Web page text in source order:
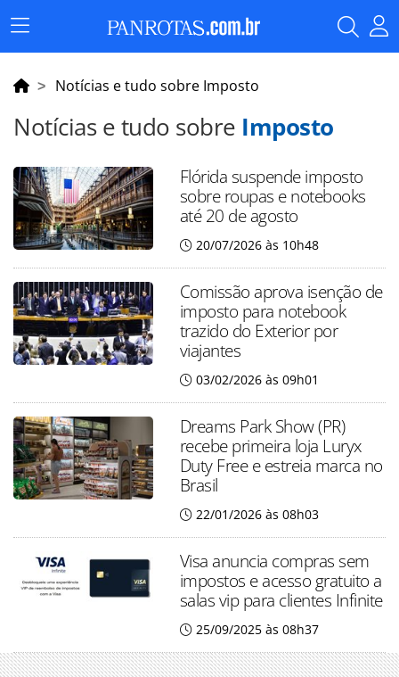
Menu
Principal
Notícias e tudo sobre Imposto
Notícias e tudo sobre Imposto
Flórida suspende imposto
sobre roupas e notebooks
até 20 de agosto
20/07/2026 às 10h48
Comissão aprova isenção de
imposto para notebook
trazido do Exterior por
viajantes
03/02/2026 às 09h01
Dreams Park Show (PR)
recebe primeira loja Luryx
Duty Free e estreia marca no
Brasil
22/01/2026 às 08h03
Visa anuncia compras sem
impostos e acesso gratuito a
salas vip para clientes Infinite
25/09/2025 às 08h37